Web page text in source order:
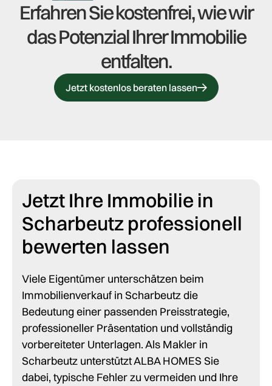
Erfahren Sie kostenfrei, wie wir
das Potenzial Ihrer Immobilie
entfalten.
Jetzt kostenlos beraten lassen
Jetzt Ihre Immobilie in
Scharbeutz professionell
bewerten lassen
Viele Eigentümer unterschätzen beim
Immobilienverkauf in Scharbeutz die
Bedeutung einer passenden Preisstrategie,
professioneller Präsentation und vollständig
vorbereiteter Unterlagen. Als Makler in
Scharbeutz unterstützt ALBA HOMES Sie
dabei, typische Fehler zu vermeiden und Ihre